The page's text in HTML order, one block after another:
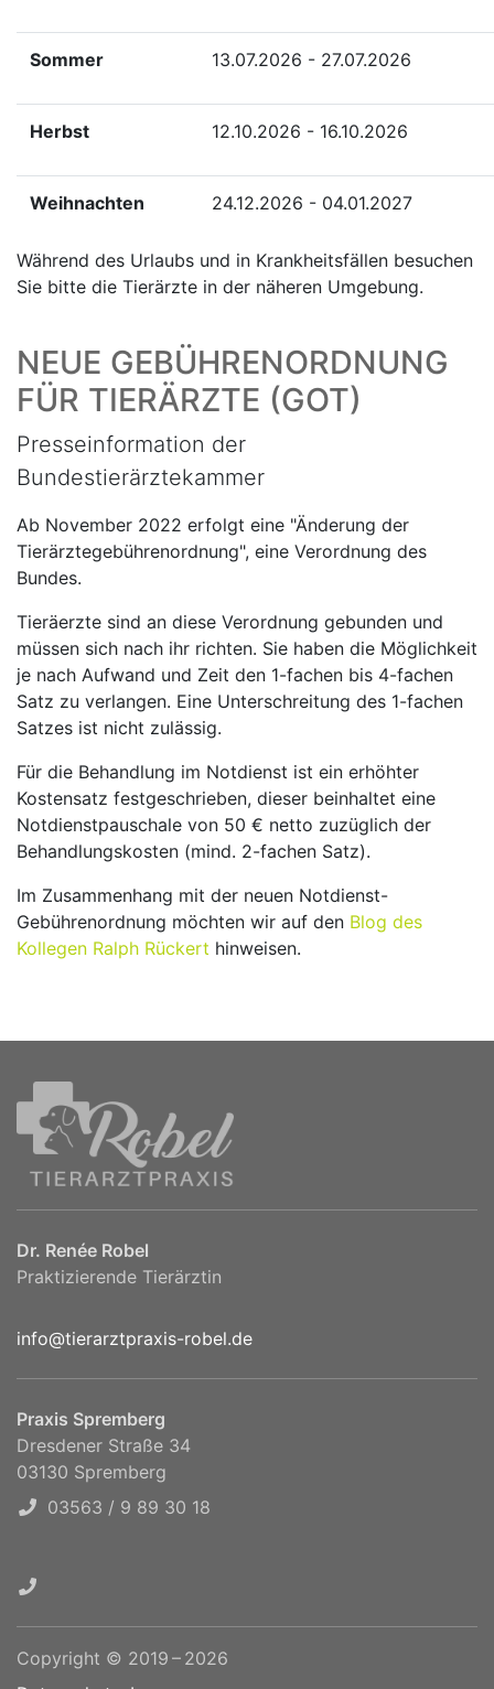
Sommer 13.07.2026 - 27.07.2026
Herbst 12.10.2026 - 16.10.2026
Weihnachten 24.12.2026 - 04.01.2027
Während des Urlaubs und in Krankheitsfällen besuchen
Sie bitte die Tierärzte in der näheren Umgebung.
NEUE GEBÜHRENORDNUNG
FÜR TIERÄRZTE (GOT)
Presseinformation der
Bundestierärztekammer
Ab November 2022 erfolgt eine "Änderung der
Tierärztegebührenordnung", eine Verordnung des
Bundes.
Tieräerzte sind an diese Verordnung gebunden und
müssen sich nach ihr richten. Sie haben die Möglichkeit
je nach Aufwand und Zeit den 1-fachen bis 4-fachen
Satz zu verlangen. Eine Unterschreitung des 1-fachen
Satzes ist nicht zulässig.
Für die Behandlung im Notdienst ist ein erhöhter
Kostensatz festgeschrieben, dieser beinhaltet eine
Notdienstpauschale von 50 € netto zuzüglich der
Behandlungskosten (mind. 2-fachen Satz).
Im Zusammenhang mit der neuen Notdienst-
Gebührenordnung möchten wir auf den Blog des
Kollegen Ralph Rückert hinweisen.
Dr. Renée Robel
Praktizierende Tierärztin
info@tierarztpraxis-robel.de
Praxis Spremberg
Dresdener Straße 34
03130 Spremberg
03563 / 9 89 30 18
Copyright © 2019 – 2026